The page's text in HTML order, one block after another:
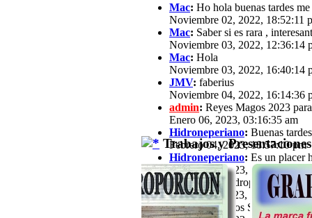
Mac: Ho hola buenas tardes
Noviembre 02, 2022, 18:52:11
Mac: Saber si es rara ,
Noviembre 03, 2022, 12:36:14
Mac: Hola
Noviembre 03, 2022, 16:40:14
JMV: faberius
Noviembre 04, 2022, 16:14:36
admin: Reyes Magos 2023
Enero 06, 2023, 03:16:35 am
Hidroneperiano: Buenas
Febrero 04, 2023, 18:57:10 pm
Hidroneperiano: Es un placer
Febrero 04, 2023, 18:57:33 pm
jfz62:Hola Hidroperiano, Ya
Febrero 11, 2023, 21:03:25 pm
JB:Hola a todos Soy José
Trabajos y